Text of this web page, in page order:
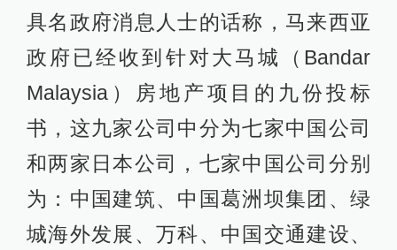
具名政府消息人士的话称，马来西亚
政府已经收到针对大马城（Bandar
Malaysia）房地产项目的九份投标
书，这九家公司中分为七家中国公司
和两家日本公司，七家中国公司分别
为：中国建筑、中国葛洲坝集团、绿
城海外发展、万科、中国交通建设、